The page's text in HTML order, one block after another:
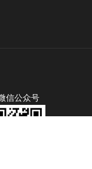
信公众号